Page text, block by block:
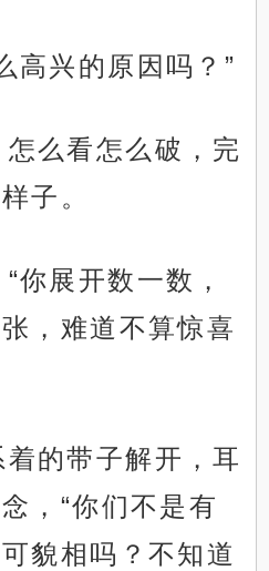
高兴的原因吗？”
么看怎么破，完
子。
你展开数一数，
，难道不算惊喜
的带子解开，耳
，“你们不是有
貌相吗？不知道